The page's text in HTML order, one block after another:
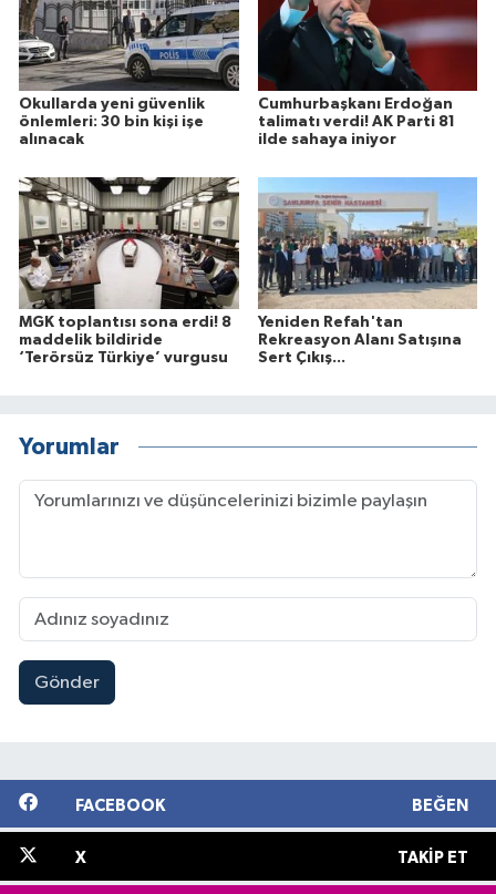
Okullarda yeni güvenlik
önlemleri: 30 bin kişi işe
alınacak
Cumhurbaşkanı Erdoğan
talimatı verdi! AK Parti 81
ilde sahaya iniyor
MGK toplantısı sona erdi! 8
maddelik bildiride
‘Terörsüz Türkiye’ vurgusu
Yeniden Refah'tan
Rekreasyon Alanı Satışına
Sert Çıkış...
Yorumlar
Gönder
FACEBOOK BEĞEN
X TAKIP ET